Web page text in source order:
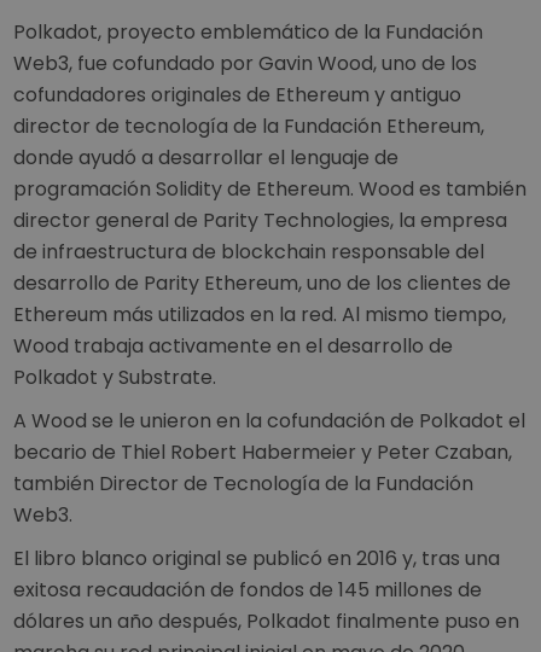
Polkadot, proyecto emblemático de la Fundación
Web3, fue cofundado por Gavin Wood, uno de los
cofundadores originales de Ethereum y antiguo
director de tecnología de la Fundación Ethereum,
donde ayudó a desarrollar el lenguaje de
programación Solidity de Ethereum. Wood es también
director general de Parity Technologies, la empresa
de infraestructura de blockchain responsable del
desarrollo de Parity Ethereum, uno de los clientes de
Ethereum más utilizados en la red. Al mismo tiempo,
Wood trabaja activamente en el desarrollo de
Polkadot y Substrate.
A Wood se le unieron en la cofundación de Polkadot el
becario de Thiel Robert Habermeier y Peter Czaban,
también Director de Tecnología de la Fundación
Web3.
El libro blanco original se publicó en 2016 y, tras una
exitosa recaudación de fondos de 145 millones de
dólares un año después, Polkadot finalmente puso en